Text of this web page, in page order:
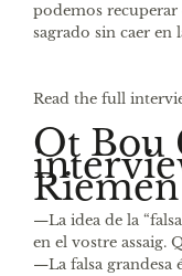
podemos recuperar
sagrado sin caer
Read the full
Ot Bou
Riemen
—La idea de la
en el vostre assaig.
—La falsa grandesa